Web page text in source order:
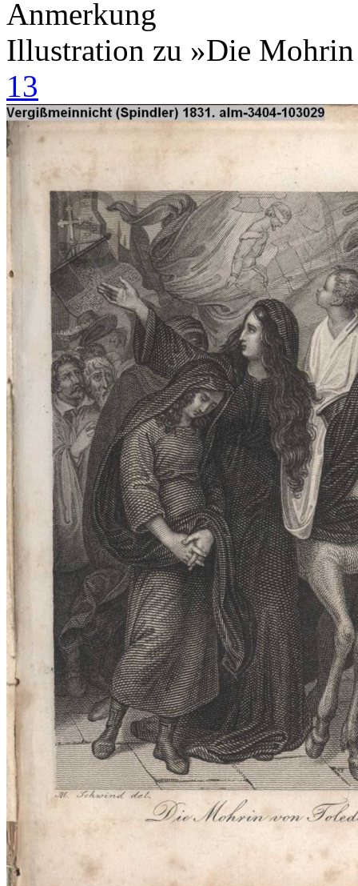
Anmerkung
Illustration zu »Die
13